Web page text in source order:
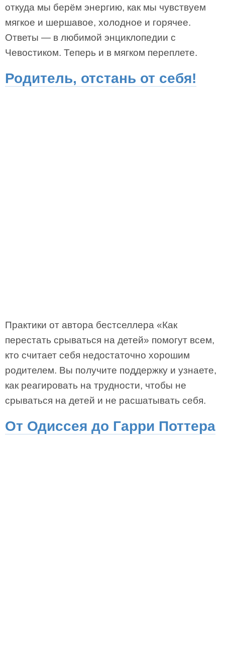
откуда мы берём энергию, как мы чувствуем
мягкое и шершавое, холодное и горячее.
Ответы — в любимой энциклопедии с
Чевостиком. Теперь и в мягком переплете.
Родитель, отстань от себя!
Практики от автора бестселлера «Как
перестать срываться на детей» помогут всем,
кто считает себя недостаточно хорошим
родителем. Вы получите поддержку и узнаете,
как реагировать на трудности, чтобы не
срываться на детей и не расшатывать себя.
От Одиссея до Гарри Поттера